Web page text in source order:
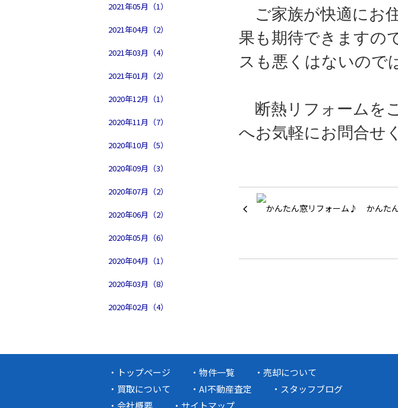
2021年05月（1）
2021年04月（2）
2021年03月（4）
2021年01月（2）
2020年12月（1）
2020年11月（7）
2020年10月（5）
2020年09月（3）
2020年07月（2）
2020年06月（2）
2020年05月（6）
2020年04月（1）
2020年03月（8）
2020年02月（4）
ご家族が快適にお
果も期待できますの
スも悪くはないので
断熱リフォームを
へお気軽にお問合せ
かんた
トップページ 物件一覧
売却について
買取について
AI不動産査定
スタッフブログ
会社概要
サイトマップ